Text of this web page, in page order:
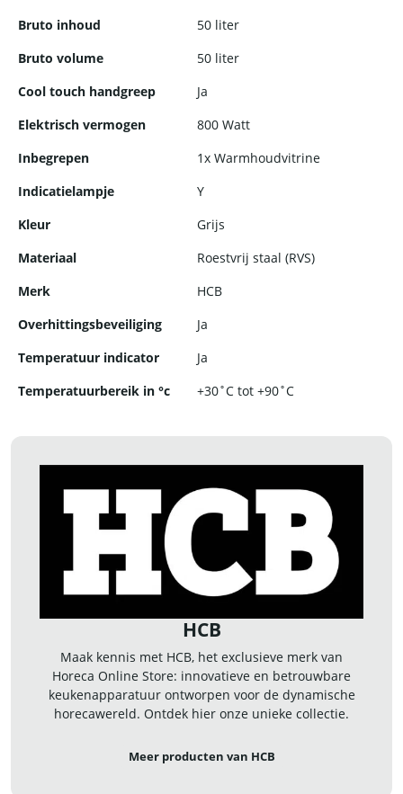
Bruto inhoud
50 liter
Bruto volume
50 liter
Cool touch handgreep
Ja
Elektrisch vermogen
800 Watt
Inbegrepen
1x Warmhoudvitrine
Indicatielampje
Y
Kleur
Grijs
Materiaal
Roestvrij staal (RVS)
Merk
HCB
Overhittingsbeveiliging
Ja
Temperatuur indicator
Ja
Temperatuurbereik in °c
+30˚C tot +90˚C
HCB
Maak kennis met HCB, het exclusieve merk van
Horeca Online Store: innovatieve en betrouwbare
keukenapparatuur ontworpen voor de dynamische
horecawereld. Ontdek hier onze unieke collectie.
Meer producten van HCB